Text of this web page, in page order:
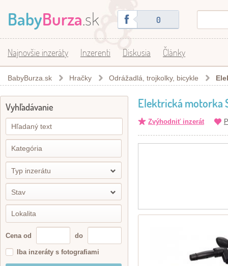
BabyBurza.sk 0
Najnovšie inzeráty Inzerenti Diskusia Články
BabyBurza.sk Hračky Odrážadlá, trojkolky, bicykle
Vyhľadávanie
Typ inzerátu
Stav
Cena od do
Iba inzeráty s fotografiami
Elektrická motorka
Zvýhodniť inzerát